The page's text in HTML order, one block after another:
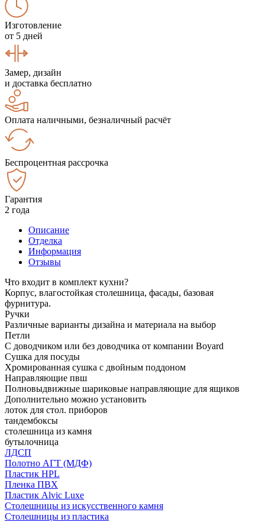
Изготовление
от 5 дней
Замер, дизайн
и доставка бесплатно
Оплата наличными, безналичный расчёт
Беспроцентная рассрочка
Гарантия
2 года
Описание
Отделка
Информация
Отзывы
Что входит в комплект кухни?
Корпус, влагостойкая столешница, фасады, базовая
фурнитура.
Ручки
Различные варианты дизайна и материала на выбор
Петли
С доводчиком или без доводчика от компании Boyard
Сушка для посуды
Хромированная сушка с двойным поддоном
Направляющие пвш
Полновыдвижные шариковые направляющие для ящиков
Дополнительно можно установить
лоток для стол. приборов
тандембоксы
столешница из камня
бутылочница
ЛДСП
Полотно АГТ (МДФ)
Пластик HPL
Пленка ПВХ
Пластик Alvic Luxe
Столешницы из искусственного камня
Столешницы из пластика